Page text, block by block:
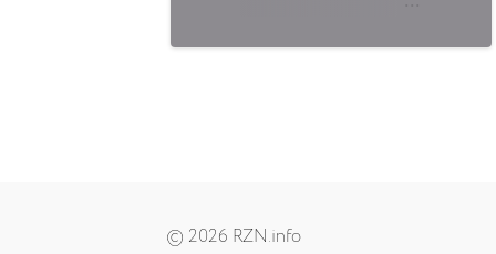
© 2026 RZN.info